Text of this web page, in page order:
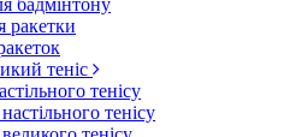
бадмінтону
ракетки
теніс
тенісу
тенісу